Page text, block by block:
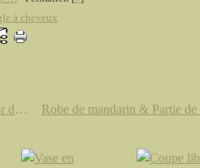
à cheveux
Miroir en bronze à patine brune à décor d'un cheval sous les pins. Signé Mitsushige. Japon, vers 1900